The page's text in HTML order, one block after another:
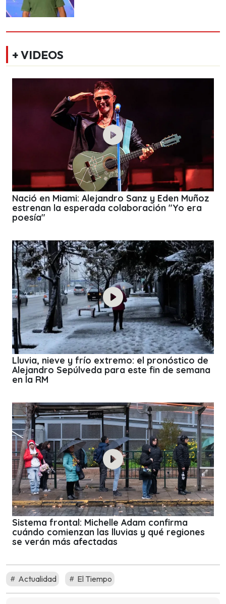
+ VIDEOS
Nació en Miami: Alejandro Sanz y Eden Muñoz
estrenan la esperada colaboración "Yo era
poesía"
Lluvia, nieve y frío extremo: el pronóstico de
Alejandro Sepúlveda para este fin de semana
en la RM
Sistema frontal: Michelle Adam confirma
cuándo comienzan las lluvias y qué regiones
se verán más afectadas
Actualidad El Tiempo